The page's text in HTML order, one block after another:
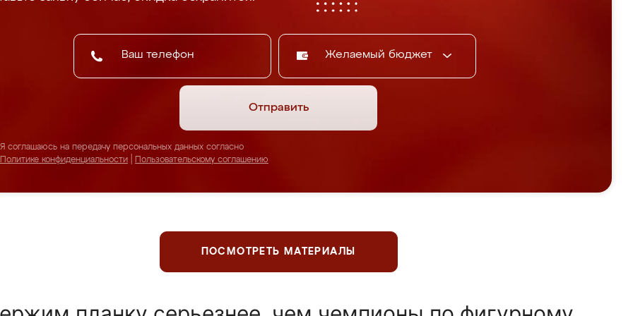
Желаемый бюджет
Отправить
Я соглашаюсь на передачу персональных данных согласно
Политике конфиденциальности
Пользовательскому соглашению
ПОСМОТРЕТЬ МАТЕРИАЛЫ